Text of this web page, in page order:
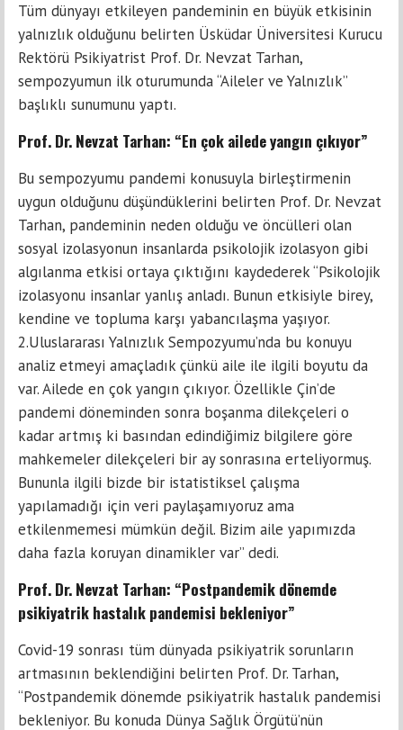
Tüm dünyayı etkileyen pandeminin en büyük etkisinin
yalnızlık olduğunu belirten Üsküdar Üniversitesi Kurucu
Rektörü Psikiyatrist Prof. Dr. Nevzat Tarhan,
sempozyumun ilk oturumunda “Aileler ve Yalnızlık”
başlıklı sunumunu yaptı.
Prof. Dr. Nevzat Tarhan: “En çok ailede yangın çıkıyor”
Bu sempozyumu pandemi konusuyla birleştirmenin
uygun olduğunu düşündüklerini belirten Prof. Dr. Nevzat
Tarhan, pandeminin neden olduğu ve öncülleri olan
sosyal izolasyonun insanlarda psikolojik izolasyon gibi
algılanma etkisi ortaya çıktığını kaydederek “Psikolojik
izolasyonu insanlar yanlış anladı. Bunun etkisiyle birey,
kendine ve topluma karşı yabancılaşma yaşıyor.
2.Uluslararası Yalnızlık Sempozyumu’nda bu konuyu
analiz etmeyi amaçladık çünkü aile ile ilgili boyutu da
var. Ailede en çok yangın çıkıyor. Özellikle Çin’de
pandemi döneminden sonra boşanma dilekçeleri o
kadar artmış ki basından edindiğimiz bilgilere göre
mahkemeler dilekçeleri bir ay sonrasına erteliyormuş.
Bununla ilgili bizde bir istatistiksel çalışma
yapılamadığı için veri paylaşamıyoruz ama
etkilenmemesi mümkün değil. Bizim aile yapımızda
daha fazla koruyan dinamikler var” dedi.
Prof. Dr. Nevzat Tarhan: “Postpandemik dönemde
psikiyatrik hastalık pandemisi bekleniyor”
Covid-19 sonrası tüm dünyada psikiyatrik sorunların
artmasının beklendiğini belirten Prof. Dr. Tarhan,
“Postpandemik dönemde psikiyatrik hastalık pandemisi
bekleniyor. Bu konuda Dünya Sağlık Örgütü’nün